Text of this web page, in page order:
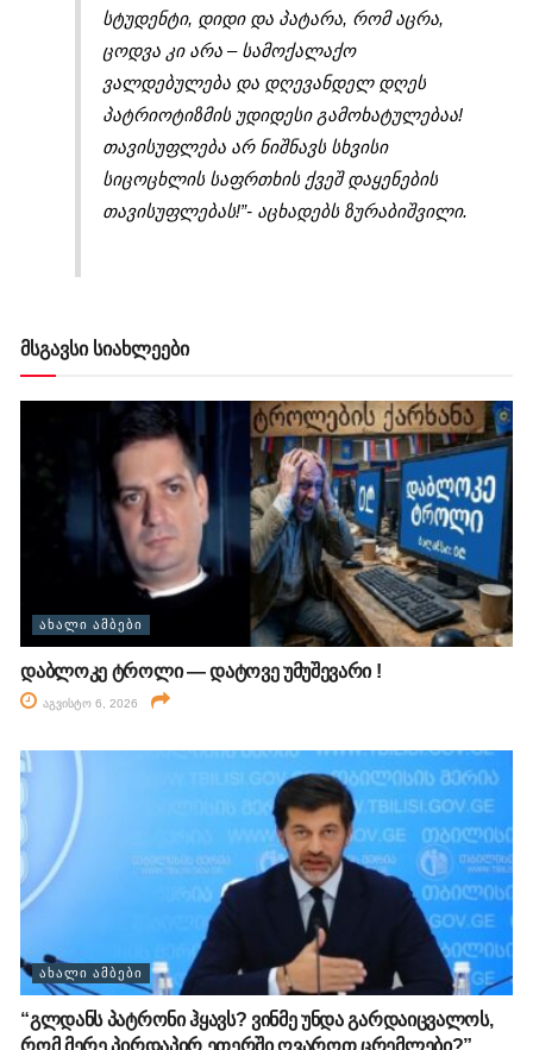
სტუდენტი, დიდი და პატარა, რომ აცრა,
ცოდვა კი არა – სამოქალაქო
ვალდებულება და დღევანდელ დღეს
პატრიოტიზმის უდიდესი გამოხატულებაა!
თავისუფლება არ ნიშნავს სხვისი
სიცოცხლის საფრთხის ქვეშ დაყენების
თავისუფლებას!”- აცხადებს ზურაბიშვილი.
მსგავსი სიახლეები
ᲐᲮᲐᲚᲘ ᲐᲛᲑᲔᲑᲘ
დაბლოკე ტროლი — დატოვე უმუშევარი !
აგვისტო 6, 2026
ᲐᲮᲐᲚᲘ ᲐᲛᲑᲔᲑᲘ
“გლდანს პატრონი ჰყავს? ვინმე უნდა გარდაიცვალოს,